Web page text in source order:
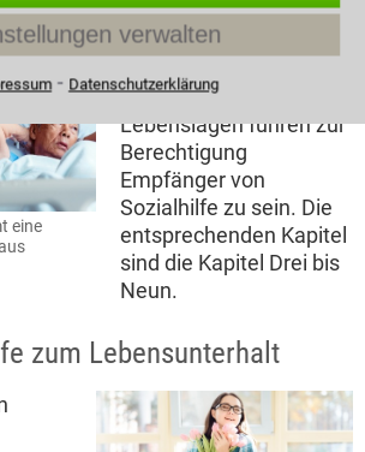
des SGB XII betreffen die
eine
Unterschiedliche
Lebenslagen führen zur
Berechtigung
Empfänger von
Sozialhilfe zu sein. Die
entsprechenden Kapitel
sind die Kapitel Drei bis
Neun.
zum Lebensunterhalt
verwalten
⁃ Datenschutzerklärung